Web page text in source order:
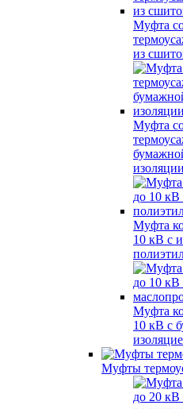
Муфта
из
Муфта
изоляции
Муфта
10 кВ с
Муфта
10 кВ с
Муфты